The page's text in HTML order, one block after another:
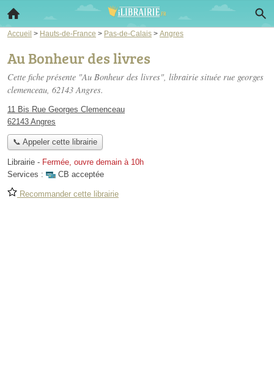
Accueil > Hauts-de-France > Pas-de-Calais > Angres
Au Bonheur des livres
Cette fiche présente "Au Bonheur des livres", librairie située rue georges
clemenceau, 62143 Angres.
11 Bis Rue Georges Clemenceau
62143 Angres
📞 Appeler cette librairie
Librairie - Fermée, ouvre demain à 10h
Services :
CB acceptée
Recommander cette librairie